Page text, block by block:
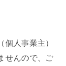
人事業主）
せんので、ご